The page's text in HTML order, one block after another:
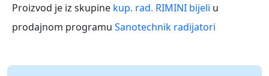
Proizvod je iz skupine kup. rad. RIMINI bijeli u
prodajnom programu Sanotechnik radijatori